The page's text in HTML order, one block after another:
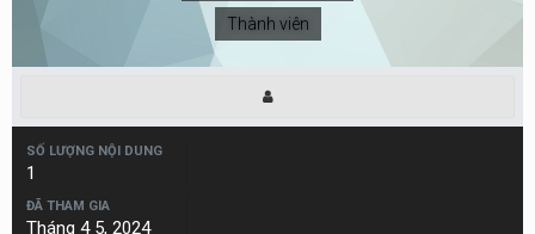
Thành viên
SỐ LƯỢNG NỘI DUNG
1
ĐÃ THAM GIA
Tháng 4 5, 2024